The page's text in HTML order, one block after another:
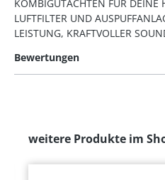
KOMBIGUTACHTEN FÜR DEINE
LUFTFILTER UND
LEISTUNG, KRAFTVOLLER
Bewertungen
weitere Produkte im